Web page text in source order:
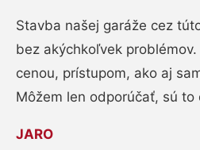
Stavba našej garáže cez
bez akýchkoľvek
cenou, prístupom, ako aj
Môžem len odporúčať, sú to
JARO